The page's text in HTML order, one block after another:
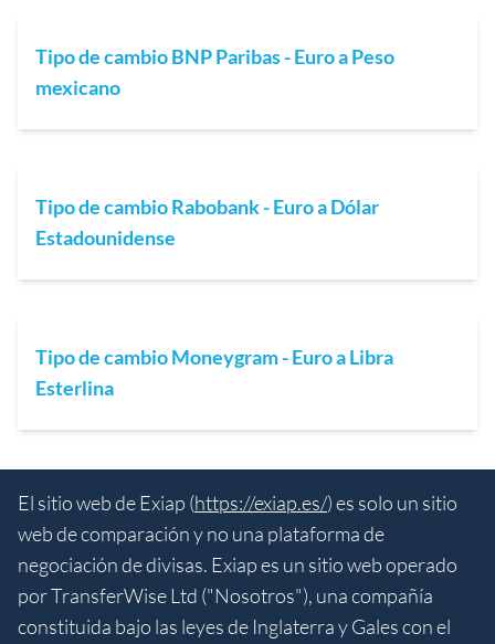
Tipo de cambio BNP Paribas - Euro a Peso
mexicano
Tipo de cambio Rabobank - Euro a Dólar
Estadounidense
Tipo de cambio Moneygram - Euro a Libra
Esterlina
El sitio web de Exiap (https://exiap.es/) es solo un sitio
web de comparación y no una plataforma de
negociación de divisas. Exiap es un sitio web operado
por TransferWise Ltd ("Nosotros"), una compañía
constituida bajo las leyes de Inglaterra y Gales con el